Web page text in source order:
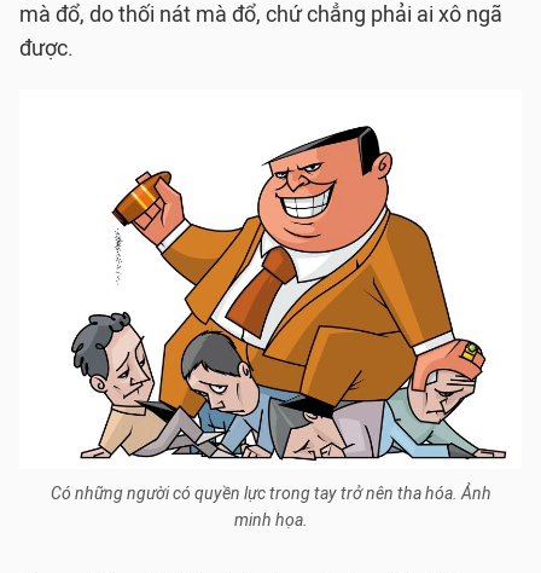
mà đổ, do thối nát mà đổ, chứ chẳng phải ai xô ngã
được.
Có những người có quyền lực trong tay trở nên tha hóa. Ảnh
minh họa.